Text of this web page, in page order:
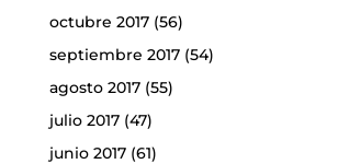
octubre 2017(56)
septiembre 2017(54)
agosto 2017(55)
julio 2017(47)
junio 2017(61)